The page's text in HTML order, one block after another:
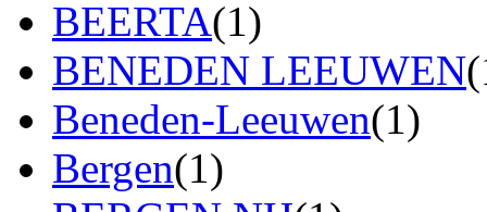
BEERTA(1)
BENEDEN LEEUWEN
Beneden-Leeuwen(1)
Bergen(1)